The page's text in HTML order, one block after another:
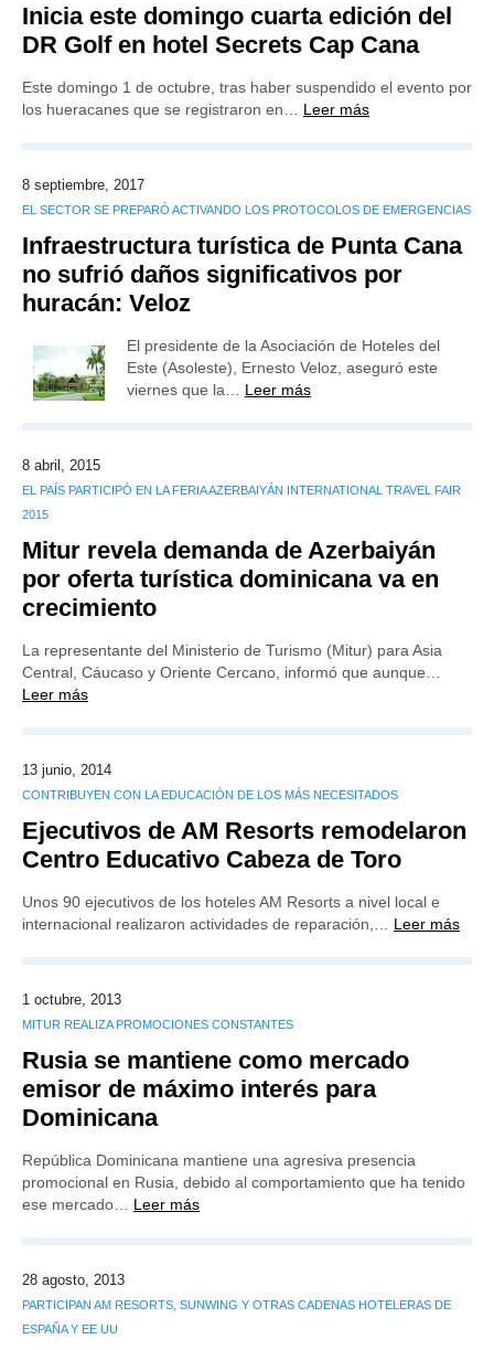
Inicia este domingo cuarta edición del
DR Golf en hotel Secrets Cap Cana
Este domingo 1 de octubre, tras haber suspendido el evento por
los hueracanes que se registraron en… Leer más
8 septiembre, 2017
EL SECTOR SE PREPARÓ ACTIVANDO LOS PROTOCOLOS DE EMERGENCIAS
Infraestructura turística de Punta Cana
no sufrió daños significativos por
huracán: Veloz
El presidente de la Asociación de Hoteles del
Este (Asoleste), Ernesto Veloz, aseguró este
viernes que la… Leer más
8 abril, 2015
EL PAÍS PARTICIPÓ EN LA FERIA AZERBAIYÁN INTERNATIONAL TRAVEL FAIR
2015
Mitur revela demanda de Azerbaiyán
por oferta turística dominicana va en
crecimiento
La representante del Ministerio de Turismo (Mitur) para Asia
Central, Cáucaso y Oriente Cercano, informó que aunque…
Leer más
13 junio, 2014
CONTRIBUYEN CON LA EDUCACIÓN DE LOS MÁS NECESITADOS
Ejecutivos de AM Resorts remodelaron
Centro Educativo Cabeza de Toro
Unos 90 ejecutivos de los hoteles AM Resorts a nivel local e
internacional realizaron actividades de reparación,… Leer más
1 octubre, 2013
MITUR REALIZA PROMOCIONES CONSTANTES
Rusia se mantiene como mercado
emisor de máximo interés para
Dominicana
República Dominicana mantiene una agresiva presencia
promocional en Rusia, debido al comportamiento que ha tenido
ese mercado… Leer más
28 agosto, 2013
PARTICIPAN AM RESORTS, SUNWING Y OTRAS CADENAS HOTELERAS DE
ESPAÑA Y EE UU